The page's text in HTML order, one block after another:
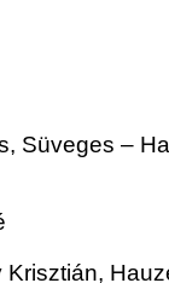
Süveges –